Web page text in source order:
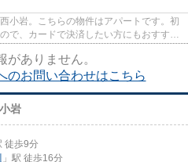
小岩。こちらの物件はアパートです。初
で、カードで決済したい方にもおすすめ
がありません。
のお問い合わせはこちら
岩
徒歩9分
」駅 徒歩16分